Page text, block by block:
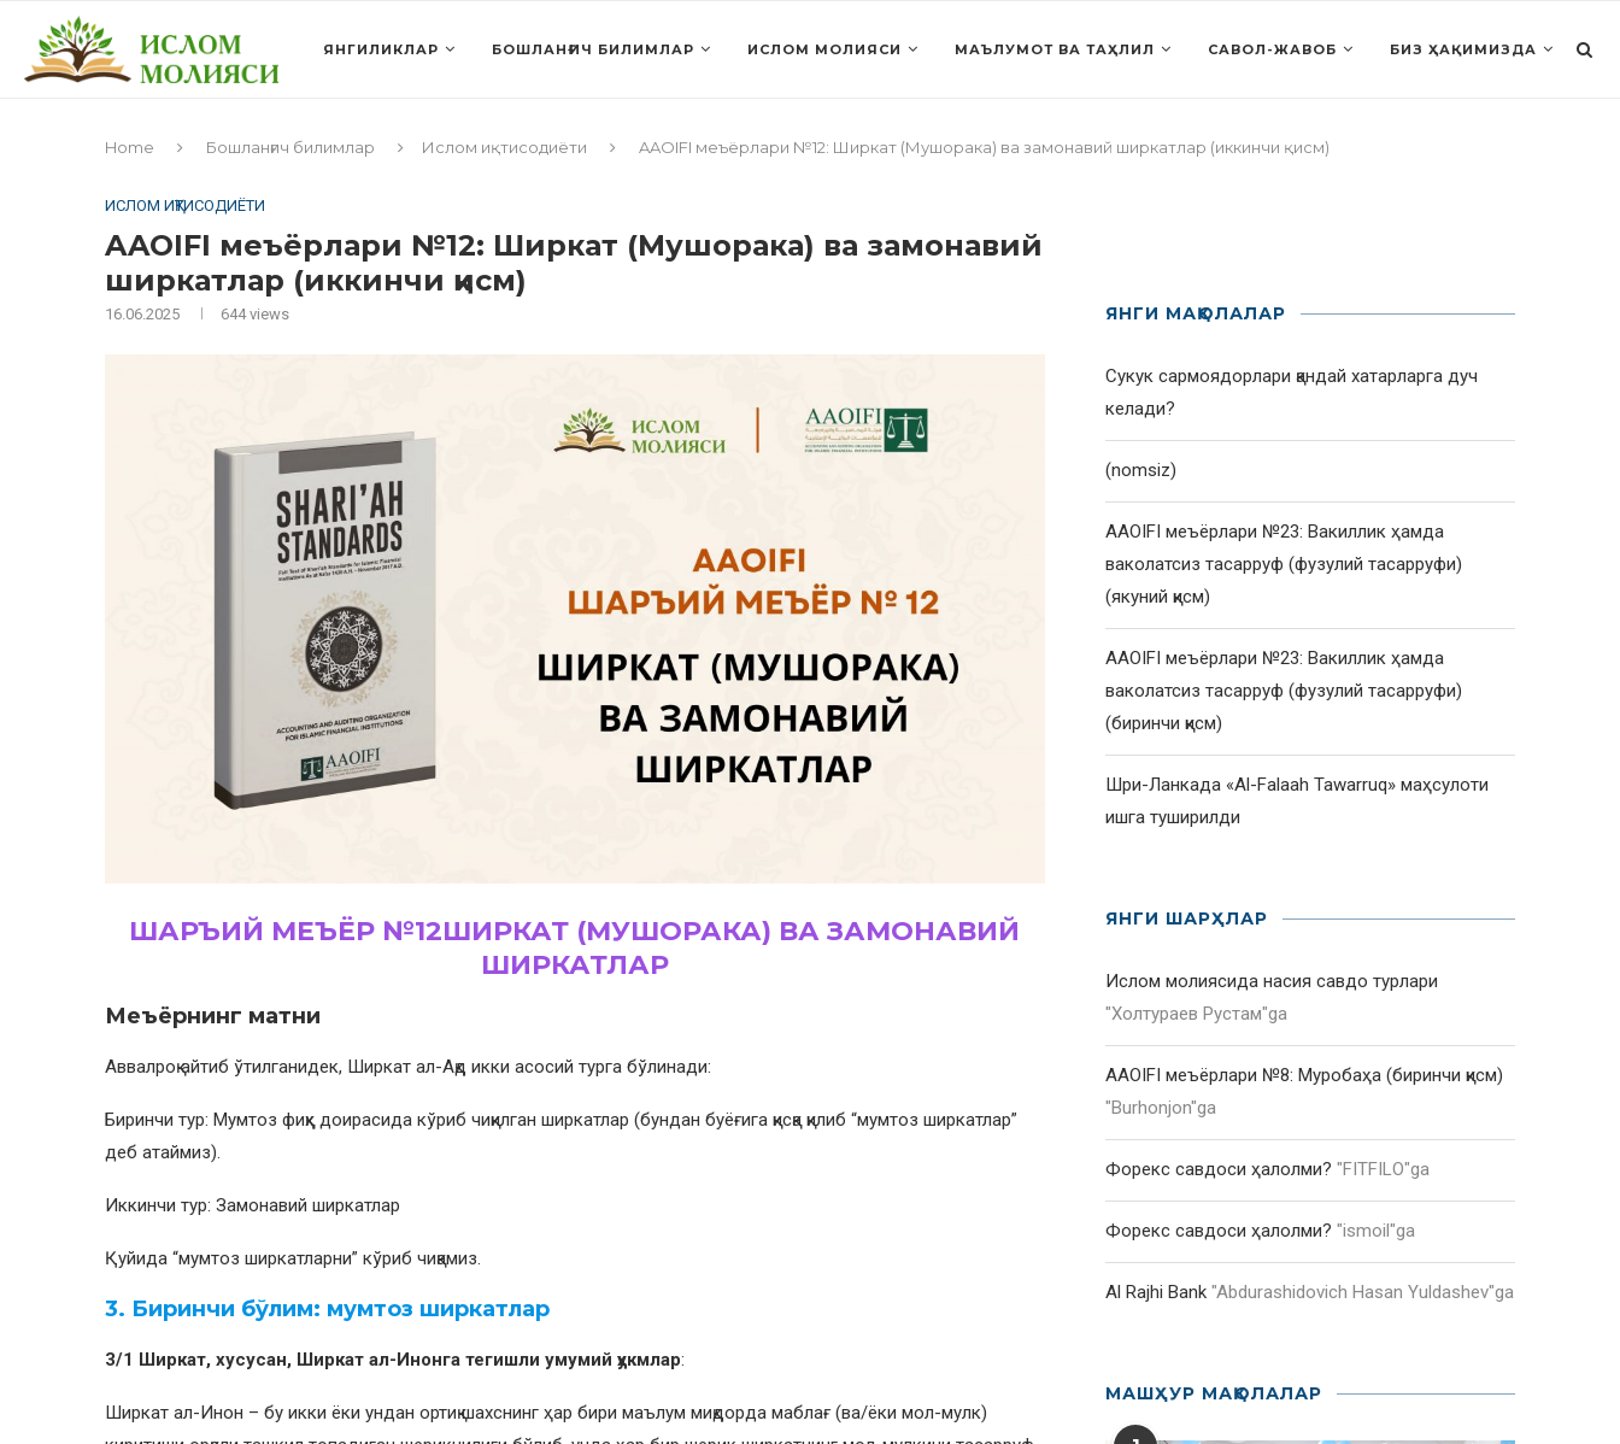
ЯНГИЛИКЛАР БОШЛАНҒИЧ БИЛИМЛАР ИСЛОМ МОЛИЯСИ МАЪЛУМОТ ВА ТАҲЛИЛ САВОЛ-ЖАВОБ БИЗ ҲАҚИМИЗДА
Home Бошланғич билимлар Ислом иқтисодиёти AAOIFI меъёрлари №12: Ширкат (Мушорака) ва замонавий ширкатлар (иккинчи қисм)
ИСЛОМ ИҚТИСОДИЁТИ
AAOIFI меъёрлари №12: Ширкат (Мушорака) ва замонавий
ширкатлар (иккинчи қисм)
16.06.2025 644views
ШАРЪИЙ МЕЪЁР №12ШИРКАТ (МУШОРАКА) ВА ЗАМОНАВИЙ
ШИРКАТЛАР
Меъёрнинг матни
Aввалроқ айтиб ўтилганидек, Ширкат ал-Ақд икки асосий турга бўлинади:
Биринчи тур: Мумтоз фиқҳ доирасида кўриб чиқилган ширкатлар (бундан буёғига қисқа қилиб “мумтоз ширкатлар”
деб атаймиз).
Иккинчи тур: Замонавий ширкатлар
Қуйида “мумтоз ширкатларни” кўриб чиқамиз.
3. Биринчи бўлим: мумтоз ширкатлар
3/1 Ширкат, хусусан, Ширкат ал-Инонга тегишли умумий ҳукмлар:
Ширкат ал-Инон – бу икки ёки ундан ортиқ шахснинг ҳар бири маълум миқдорда маблағ (ва/ёки мол-мулк)
ЯНГИ МАҚОЛАЛАР
Сукук сармоядорлари қандай хатарларга дуч
келади?
(nomsiz)
AAOIFI меъёрлари №23: Вакиллик ҳамда
ваколатсиз тасарруф (фузулий тасарруфи)
(якуний қисм)
AAOIFI меъёрлари №23: Вакиллик ҳамда
ваколатсиз тасарруф (фузулий тасарруфи)
(биринчи қисм)
Шри-Ланкада «Al-Falaah Tawarruq» маҳсулоти
ишга туширилди
ЯНГИ ШАРҲЛАР
Ислом молиясида насия савдо турлари
"Холтураев Рустам"ga
AAOIFI меъёрлари №8: Муробаҳа (биринчи қисм)
"Burhonjon"ga
Форекс савдоси ҳалолми? "FITFILO"ga
Форекс савдоси ҳалолми? "ismoil"ga
Al Rajhi Bank "Abdurashidovich Hasan Yuldashev"ga
МАШҲУР МАҚОЛАЛАР